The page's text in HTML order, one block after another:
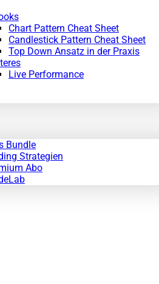
Chart Pattern Cheat Sheet
Candlestick Pattern Cheat Sheet
Top Down Ansatz in der Praxis
Live Performance
Bundle
Strategien
Abo